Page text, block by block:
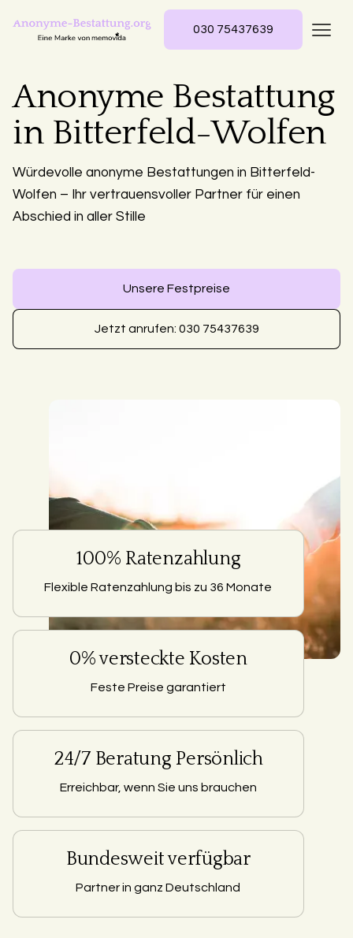
030 75437639
Anonyme Bestattung
in Bitterfeld-Wolfen
Würdevolle anonyme Bestattungen in Bitterfeld-
Wolfen – Ihr vertrauensvoller Partner für einen
Abschied in aller Stille
Unsere Festpreise
Jetzt anrufen: 030 75437639
100% Ratenzahlung
Flexible Ratenzahlung bis zu 36 Monate
0% versteckte Kosten
Feste Preise garantiert
24/7 Beratung Persönlich
Erreichbar, wenn Sie uns brauchen
Bundesweit verfügbar
Partner in ganz Deutschland